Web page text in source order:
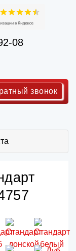
08
звонок